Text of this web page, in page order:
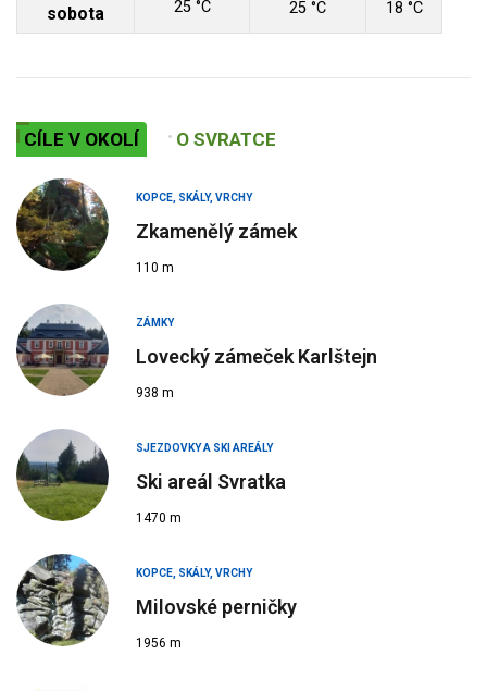
sobota 25 °C 25 °C 18 °C
CÍLE V OKOLÍ O SVRATCE
KOPCE, SKÁLY, VRCHY
Zkamenělý zámek
110 m
ZÁMKY
Lovecký zámeček Karlštejn
938 m
SJEZDOVKY A SKI AREÁLY
Ski areál Svratka
1470 m
KOPCE, SKÁLY, VRCHY
Milovské perničky
1956 m